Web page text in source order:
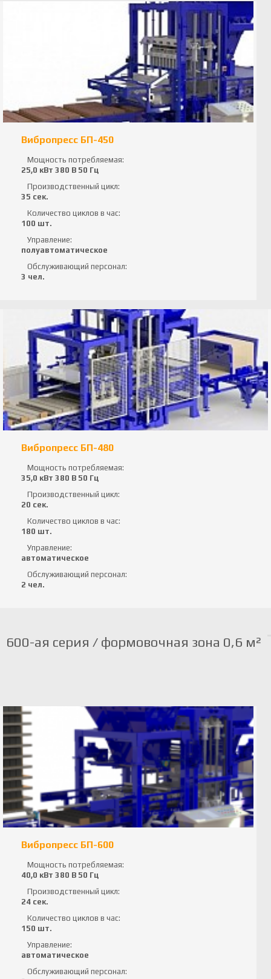
Вибропресс БП-450
Мощность потребляемая:
25,0 кВт 380 В 50 Гц
Производственный цикл:
35 сек.
Количество циклов в час:
100 шт.
Управление:
полуавтоматическое
Обслуживающий персонал:
3 чел.
Вибропресс БП-480
Мощность потребляемая:
35,0 кВт 380 В 50 Гц
Производственный цикл:
20 сек.
Количество циклов в час:
180 шт.
Управление:
автоматическое
Обслуживающий персонал:
2 чел.
600-ая серия / формовочная зона 0,6 м²
Вибропресс БП-600
Мощность потребляемая:
40,0 кВт 380 В 50 Гц
Производственный цикл:
24 сек.
Количество циклов в час:
150 шт.
Управление:
автоматическое
Обслуживающий персонал: